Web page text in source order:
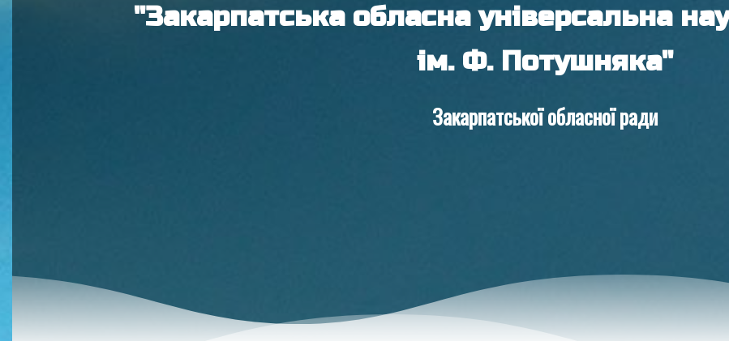
"Закарпатська обласна універсальна
ім. Ф. Потушняка"
Закарпатської обласної ради